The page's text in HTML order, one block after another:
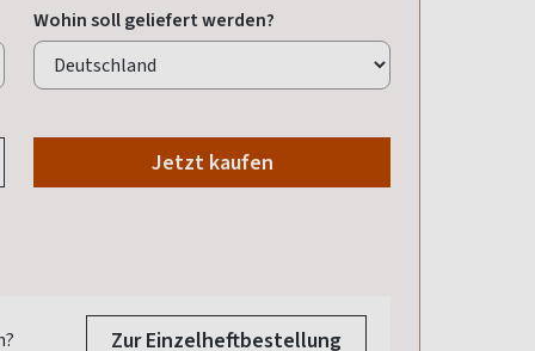
Wohin soll geliefert werden?
Jetzt kaufen
Zur Einzelheftbestellung